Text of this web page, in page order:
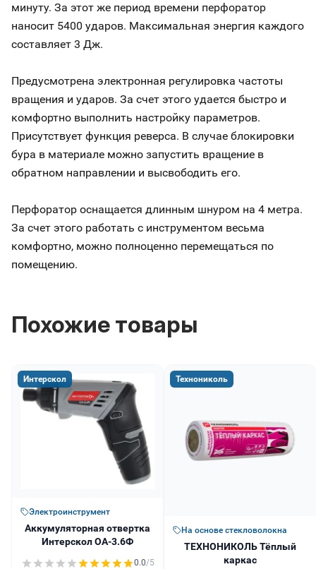
минуту. За этот же период времени перфоратор
наносит 5400 ударов. Максимальная энергия каждого
составляет 3 Дж.
Предусмотрена электронная регулировка частоты
вращения и ударов. За счет этого удается быстро и
комфортно выполнить настройку параметров.
Присутствует функция реверса. В случае блокировки
бура в материале можно запустить вращение в
обратном направлении и высвободить его.
Перфоратор оснащается длинным шнуром на 4 метра.
За счет этого работать с инструментом весьма
комфортно, можно полноценно перемещаться по
помещению.
Похожие товары
Интерскол
Электроинструмент
Аккумуляторная отвертка
Интерскол ОА-3.6Ф
0.0/5
Технониколь
На основе стекловолокна
ТЕХНОНИКОЛЬ Тёплый
каркас